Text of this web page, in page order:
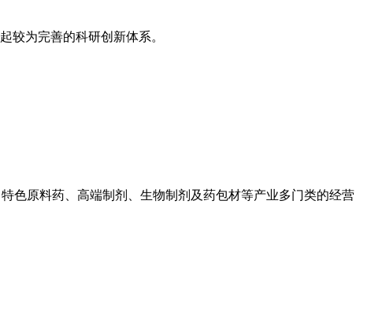
较为完善的科研创新体系。
色原料药、高端制剂、生物制剂及药包材等产业多门类的经营